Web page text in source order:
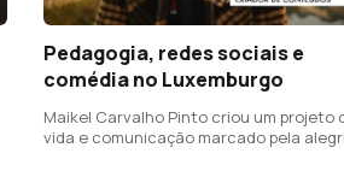
Pedagogia, redes sociais e
comédia no Luxemburgo
Maikel Carvalho Pinto criou um projeto
vida e comunicação marcado pela